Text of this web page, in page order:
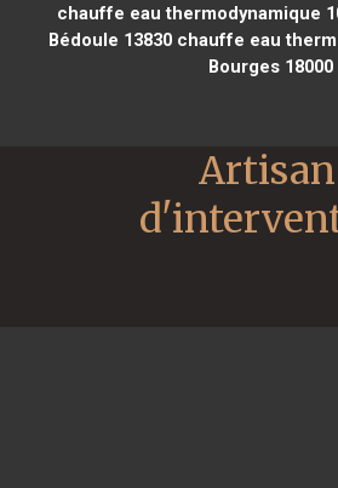
chauffe eau thermodynamique
Bédoule 13830chauffe eau
Bourges 18000
Artisan